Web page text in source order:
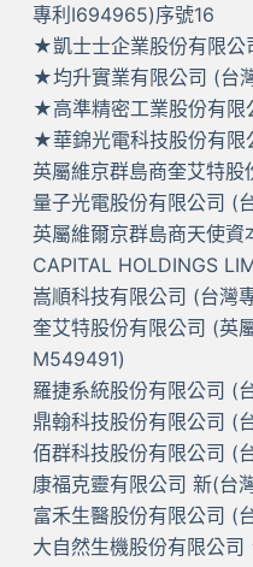
專利I694965)序號16
★凱士士企業股份有限公
★均升實業有限公司 (台
★高準精密工業股份有
★華錦光電科技股份有限
英屬維京群島商奎艾特
量子光電股份有限公司 (
英屬維爾京群島商天使資
CAPITAL HOLDINGS
嵩順科技有限公司 (台灣
奎艾特股份有限公司 (英
M549491)
羅捷系統股份有限公司 (
鼎翰科技股份有限公司 (
佰群科技股份有限公司 (
康福克靈有限公司 新(台
富禾生醫股份有限公司 (
大自然生機股份有限公司